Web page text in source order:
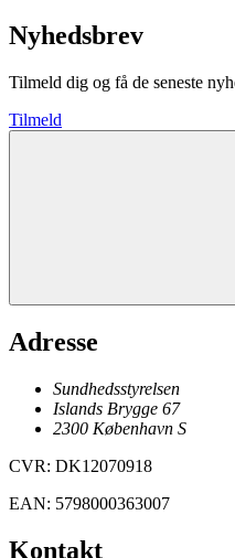
Nyhedsbrev
Tilmeld dig og få de seneste
Tilmeld
Adresse
Sundhedsstyrelsen
Islands Brygge 67
2300 København S
CVR: DK12070918
EAN: 5798000363007
Kontakt